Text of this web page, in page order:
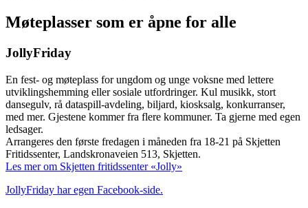
Møteplasser som er åpne for alle
JollyFriday
En fest- og møteplass for ungdom og unge voksne med lettere
utviklingshemming eller sosiale utfordringer. Kul musikk, stort
dansegulv, rå dataspill-avdeling, biljard, kiosksalg, konkurranser,
med mer. Gjestene kommer fra flere kommuner. Ta gjerne med egen
ledsager.
Arrangeres den første fredagen i måneden fra 18-21 på Skjetten
Fritidssenter, Landskronaveien 513, Skjetten.
Les mer om Skjetten fritidssenter «Jolly»
JollyFriday har egen Facebook-side.